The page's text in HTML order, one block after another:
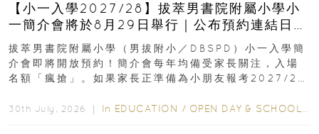
【小一入學2027/28】拔萃男書院附屬小學小
一簡介會將於8月29日舉行｜公布預約連結日期
｜更設有網上重溫
拔萃男書院附屬小學（男拔附小／DBSPD）小一入學簡
介會即將開放預約！簡介會每年均備受家長關注，入場
名額「瘋搶」。如果家長正準備為小朋友報考2027/28
30th July, 2026 ｜ In EDUCATION / OPEN DAY & SCHOOL EVENTS